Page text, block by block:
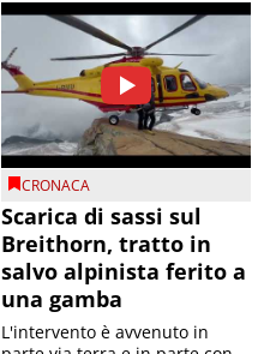
CRONACA
Scarica di sassi sul
Breithorn, tratto in
salvo alpinista ferito a
una gamba
L'intervento è avvenuto in